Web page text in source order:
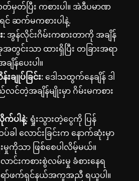
တ်ပြီး ကစားပါ။ အဲဒီပမာဏ
င် ဆက်မကစားပါနဲ့.
: အွန်လိုင်းဂိမ်းကစားတာကို အချိန်
းသာ ထားရှိပြီး တခြားအရာ
ပေးပါ။
ချုပ်ခြင်း:ဒေါသထွက်နေချိန် ဒါ
တဲ့အချိန်မျိုးမှာ ဂိမ်းမကစား
ပါနဲ့: ရှုံးသွားတဲ့ငွေကို ပြန်
ါ လောင်းခြင်းက နောက်ဆုံးမှာ
မှုကိုသာ ဖြစ်စေပါလိမ့်မယ်။
ာင်းကစားစွဲလမ်းမှု ခံစားနေရ
ာ်ဖက်ရှင်နယ်အကူအညီ ရယူပါ။